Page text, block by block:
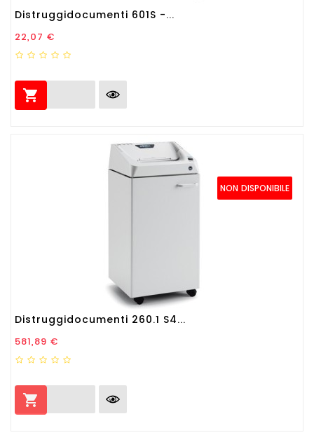
Distruggidocumenti 601S -...
Prezzo
22,07 €

NON DISPONIBILE
Distruggidocumenti 260.1 S4...
Prezzo
581,89 €
